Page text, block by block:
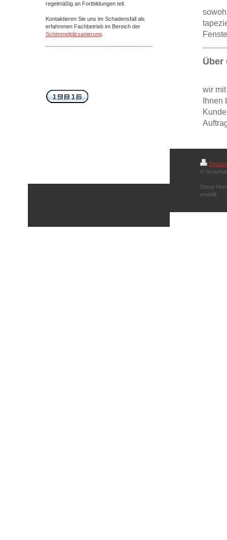
regelmäßig an Fortbildungen teil.
Kontaktieren Sie uns im Schadensfall als
erfahrenen Fachbetrieb im Bereich der
Schimmelpilzsanierung
Über
wir
Ihnen
©
Diese
erstellt.